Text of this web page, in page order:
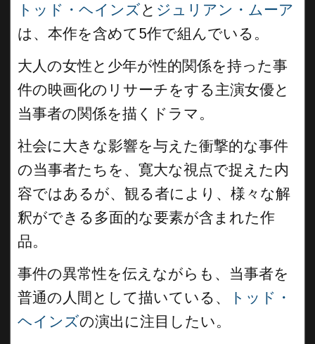
トッド・ヘインズと ジュリアン・ムーア
は、本作を含めて5作で組んでいる。
大人の女性と少年が性的関係を持った事
件の映画化のリサーチをする主演女優と
当事者の関係を描くドラマ。
社会に大きな影響を与えた衝撃的な事件
の当事者たちを、寛大な視点で捉えた内
容ではあるが、観る者により、様々な解
釈ができる多面的な要素が含まれた作
品。
事件の異常性を伝えながらも、当事者を
普通の人間として描いている、
トッド・
ヘインズの演出に注目したい。